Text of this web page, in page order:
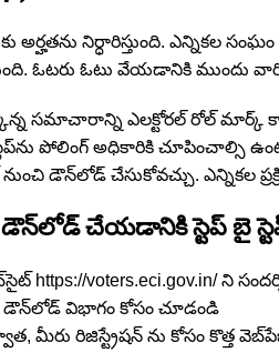
అర్హ‌తను నిర్ధారిస్తుంది. ఎన్నికల
ఓటరు ఓటు వేయడానికి ముందు
సమాచారాన్ని ఎలక్టోరల్ రోల్ మార్క్ కాపీతో
పోలింగ్ అధికారికి చూపించాల్సి
డౌన్‌లోడ్ చేసుకోవచ్చు. ఎన్నిక‌ల
చేయడానికి స్టెప్ బై
https://voters.eci.gov.in/ ని
డౌన్‌లోడ్ విభాగం కోసం చూడండి
మీరు రిజిస్ట్రేషన్ ను కోసం కొత్త